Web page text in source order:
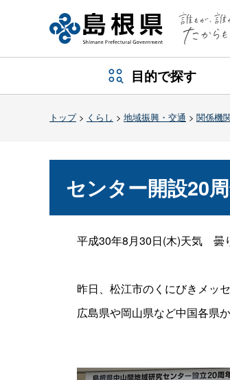
目的で探す
トップ> くらし > 地域振興・交通 > 関係機
センター開設20
平成30年8月30日(木)天気 曇
昨日、松江市のくにびきメッ
広島県や岡山県など中国各県